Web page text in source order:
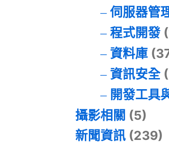
伺服器管
程式開發
資料庫
資訊安全
開發工具
攝影相關 (5)
新聞資訊 (239)